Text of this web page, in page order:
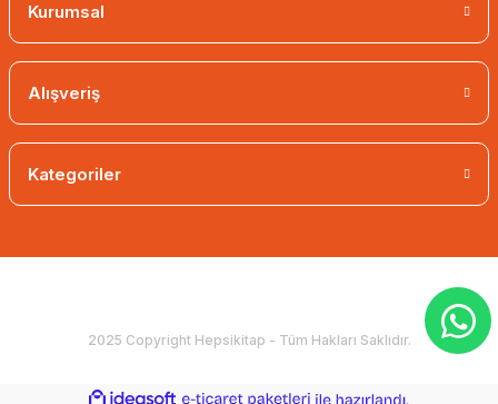
Kurumsal
Alışveriş
Kategoriler
2025 Copyright Hepsikitap - Tüm Hakları Saklıdır.
ideasoft e-